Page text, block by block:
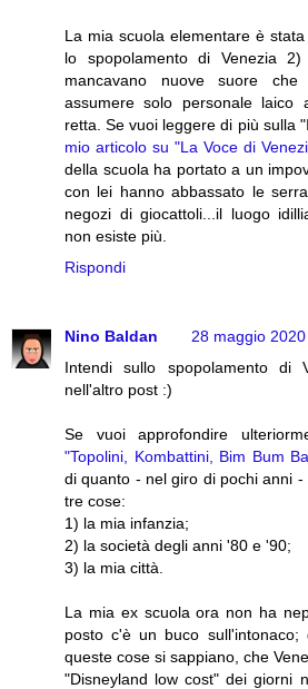
La mia scuola elementare è
lo spopolamento di Venezia
mancavano nuove suore
assumere solo personale laico
retta. Se vuoi leggere di più sulla
mio articolo su "La Voce di
della scuola ha portato a un
con lei hanno abbassato le
negozi di giocattoli...il luogo
non esiste più.
Rispondi
Nino Baldan
28 maggio
Intendi sullo spopolamento di
nell'altro post :)
Se vuoi approfondire
"Topolini, Kombattini, Bim Bum
di quanto - nel giro di pochi anni
tre cose:
1) la mia infanzia;
2) la società degli anni '80 e '90;
3) la mia città.
La mia ex scuola ora non ha
posto c'è un buco sull'intonaco;
queste cose si sappiano, che
"Disneyland low cost" dei giorni